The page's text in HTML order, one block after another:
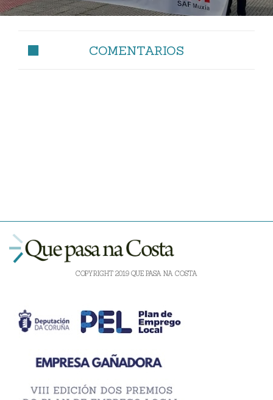
COMENTARIOS
COPYRIGHT 2019 QUE PASA NA COSTA